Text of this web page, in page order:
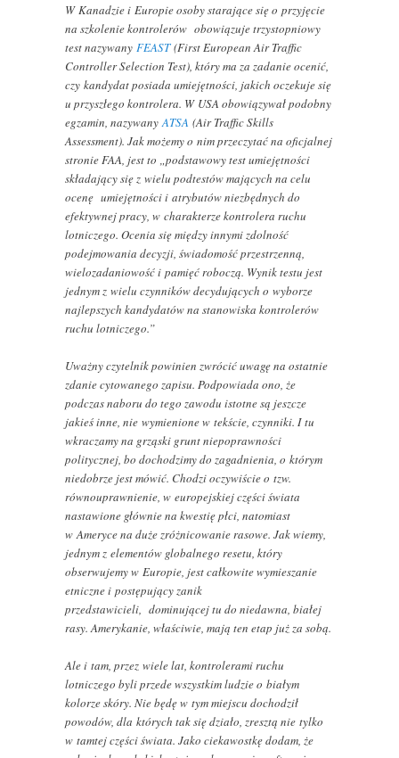
W Kanadzie i Europie osoby starające się o przyjęcie
na szkolenie kontrolerów obowiązuje trzystopniowy
test nazywanyFEAST(First European Air Traffic
Controller Selection Test), który ma za zadanie ocenić,
czy kandydat posiada umiejętności, jakich oczekuje się
u przyszłego kontrolera. W USA obowiązywał podobny
egzamin, nazywanyATSA (Air Traffic Skills
Assessment). Jak możemy o nim przeczytać na oficjalnej
stronie FAA, jest to „podstawowy test umiejętności
składający się z wielu podtestów mających na celu
ocenę umiejętności i atrybutów niezbędnych do
efektywnej pracy, w charakterze kontrolera ruchu
lotniczego. Ocenia się między innymi zdolność
podejmowania decyzji, świadomość przestrzenną,
wielozadaniowość i pamięć roboczą. Wynik testu jest
jednym z wielu czynników decydujących o wyborze
najlepszych kandydatów na stanowiska kontrolerów
ruchu lotniczego.”
Uważny czytelnik powinien zwrócić uwagę na ostatnie
zdanie cytowanego zapisu. Podpowiada ono, że
podczas naboru do tego zawodu istotne są jeszcze
jakieś inne, nie wymienione w tekście, czynniki. I tu
wkraczamy na grząski grunt niepoprawności
politycznej, bo dochodzimy do zagadnienia, o którym
niedobrze jest mówić. Chodzi oczywiście o tzw.
równouprawnienie, w europejskiej części świata
nastawione głównie na kwestię płci, natomiast
w Ameryce na duże zróżnicowanie rasowe. Jak wiemy,
jednym z elementów globalnego resetu, który
obserwujemy w Europie, jest całkowite wymieszanie
etniczne i postępujący zanik
przedstawicieli, dominującej tu do niedawna, białej
rasy. Amerykanie, właściwie, mają ten etap już za sobą.
Ale i tam, przez wiele lat, kontrolerami ruchu
lotniczego byli przede wszystkim ludzie o białym
kolorze skóry. Nie będę w tym miejscu dochodził
powodów, dla których tak się działo, zresztą nie tylko
w tamtej części świata. Jako ciekawostkę dodam, że